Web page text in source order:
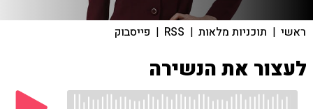
ראשי | תוכניות מלאות |
RSS
| פייסבוק
לעצור את הנשירה